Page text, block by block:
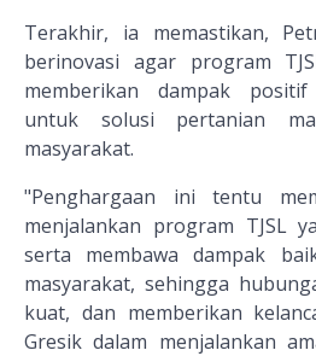
Terakhir, ia memastikan,
berinovasi agar program
memberikan dampak
untuk solusi pertanian
masyarakat.
"Penghargaan ini tentu
menjalankan program TJSL
serta membawa dampak
masyarakat, sehingga
kuat, dan memberikan
Gresik dalam menjalankan